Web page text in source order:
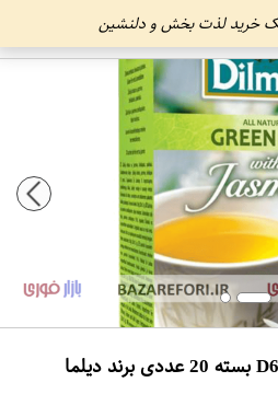
یک خرید لذت بخش و دلنشین